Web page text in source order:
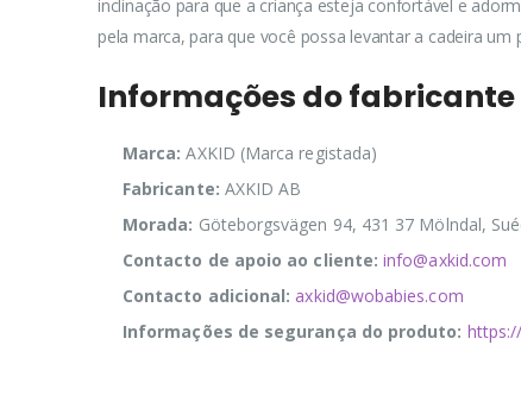
inclinação para que a criança esteja confortável e
pela marca, para que você possa levantar a cadeira
Informações do fabricante
Marca: AXKID (Marca registada)
Fabricante: AXKID AB
Morada: Göteborgsvägen 94, 431 37 Mölndal,
Contacto de apoio ao cliente: info@axkid.com
Contacto adicional: axkid@wobabies.com
Informações de segurança do produto: